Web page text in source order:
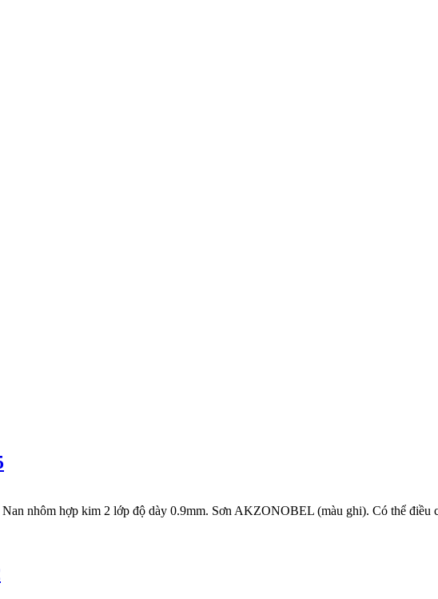
nhôm hợp kim 2 lớp độ dày 0.9mm. Sơn AKZONOBEL (màu ghi). Có thể điều